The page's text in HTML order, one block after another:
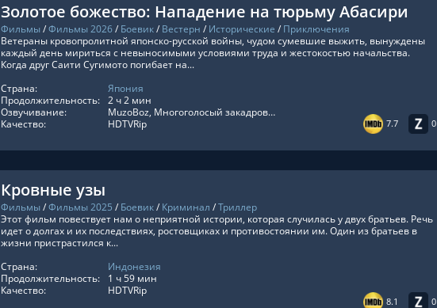
Золотое божество: Нападение на тюрьму Абасири
Фильмы/Фильмы 2026/ Боевик/ Вестерн / Исторические / Приключения
7.7 0
Ветераны кровопролитной японско-русской войны, чудом сумевшие выжить, вынуждены
каждый день мириться с невыносимыми условиями труда и жестокостью начальства.
Когда друг Саити Сугимото погибает на...
Страна:
Япония
Продолжительность: 2 ч 2 мин
Озвучивание:
MuzoBoz, Многоголосый закадровый, Оригинальный
Качество:
HDTVRip
Кровные узы
Фильмы/Фильмы 2025 / Боевик/ Криминал /Триллер
8.1 0
Этот фильм повествует нам о неприятной истории, которая случилась у двух братьев. Речь
идет о долгах и их последствиях, ростовщиках и противостоянии им. Один из братьев в
жизни пристрастился к...
Страна:
Индонезия
Продолжительность:
1 ч 59 мин
Качество:
HDTVRip